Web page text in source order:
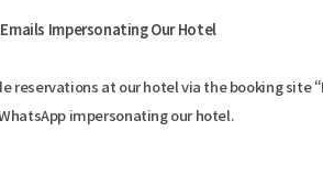
Impersonating Our Hotel
at our hotel via the booking site
impersonating our hotel.